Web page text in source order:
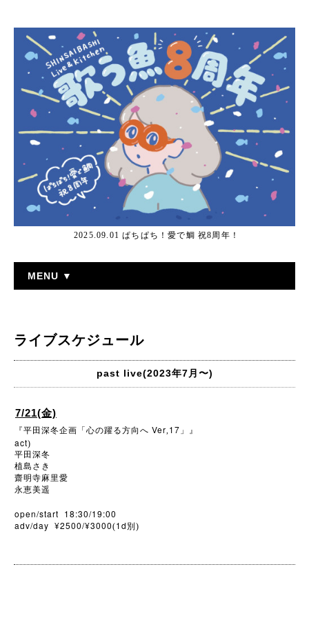
2025.09.01 ぱちぱち！愛で鯛 祝8周年！
MENU ▼
ライブスケジュール
past live(2023年7月〜)
7/21(金)
『平田深冬企画「心の躍る方向へ Ver,17 」』
act)
平田深冬
植島さき
齋明寺麻里愛
永恵美遥
open/start 18:30/19:00
adv/day ¥2500/¥3000(1d 別)